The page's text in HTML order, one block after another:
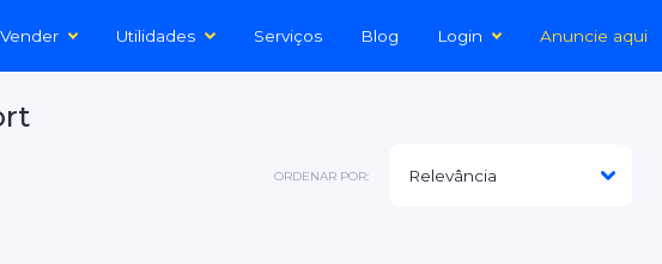
Vender Utilidades Serviços Blog Login Anuncie aqui
ORDENAR POR: